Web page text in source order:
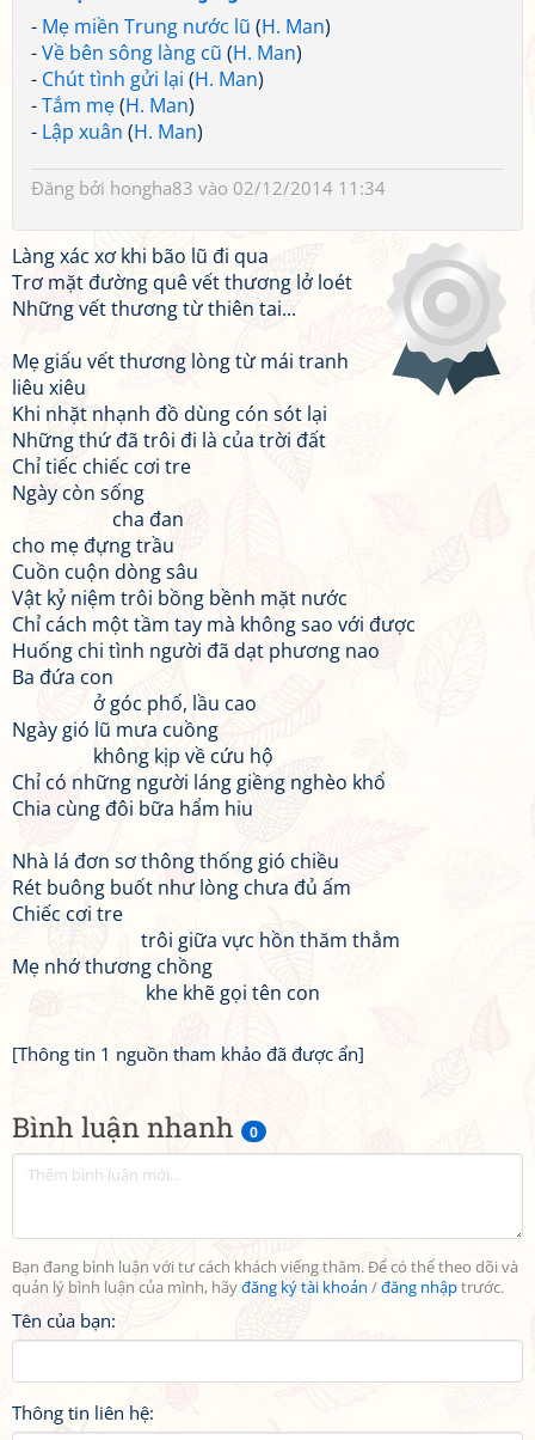
Bình luận nhanh 0
Bạn đang bình luận với tư cách khách viếng thăm. Để có thể theo dõi và
quản lý bình luận của mình, hãyđăng ký tài khoản /đăng nhậptrước.
Tên của bạn:
Thông tin liên hệ:
- Mẹ miền Trung nước lũ (H. Man)
-Về bên sông làng cũ (H. Man)
- Chút tình gửi lại (H. Man)
-Tắm mẹ(H. Man)
- Lập xuân (H. Man)
Đăng bởi hongha83 vào 02/12/2014 11:34
Làng xác xơ khi bão lũ đi qua
Trơ mặt đường quê vết thương lở loét
Những vết thương từ thiên tai...
Mẹ giấu vết thương lòng từ mái tranh
liêu xiêu
Khi nhặt nhạnh đồ dùng cón sót lại
Những thứ đã trôi đi là của trời đất
Chỉ tiếc chiếc cơi tre
Ngày còn sống
cha đan
cho mẹ đựng trầu
Cuồn cuộn dòng sâu
Vật kỷ niệm trôi bồng bềnh mặt nước
Chỉ cách một tầm tay mà không sao với được
Huống chi tình người đã dạt phương nao
Ba đứa con
ở góc phố, lầu cao
Ngày gió lũ mưa cuồng
không kịp về cứu hộ
Chỉ có những người láng giềng nghèo khổ
Chia cùng đôi bữa hẩm hiu
Nhà lá đơn sơ thông thống gió chiều
Rét buông buốt như lòng chưa đủ ấm
Chiếc cơi tre
trôi giữa vực hồn thăm thẳm
Mẹ nhớ thương chồng
khe khẽ gọi tên con
[Thông tin 1 nguồn tham khảo đã được ẩn]